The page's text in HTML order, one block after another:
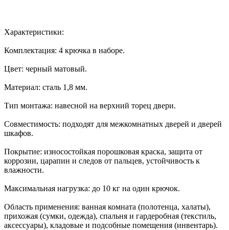
Характеристики:
Комплектация: 4 крючка в наборе.
Цвет: черный матовый.
Материал: сталь 1,8 мм.
Тип монтажа: навесной на верхний торец двери.
Совместимость: подходят для межкомнатных дверей и дверей
шкафов.
Покрытие: износостойкая порошковая краска, защита от
коррозии, царапин и следов от пальцев, устойчивость к
влажности.
Максимальная нагрузка: до 10 кг на один крючок.
Область применения: ванная комната (полотенца, халаты),
прихожая (сумки, одежда), спальня и гардеробная (текстиль,
аксессуары), кладовые и подсобные помещения (инвентарь).